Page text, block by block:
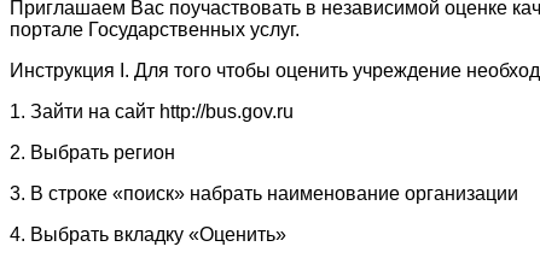
Приглашаем Вас поучаствовать в независимой оценке
портале Государственных услуг.
Инструкция I. Для того чтобы оценить учреждение
1. Зайти на сайт http://bus.gov.ru
2. Выбрать регион
3. В строке «поиск» набрать наименование организации
4. Выбрать вкладку «Оценить»